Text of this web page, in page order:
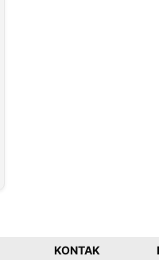
KONTAK